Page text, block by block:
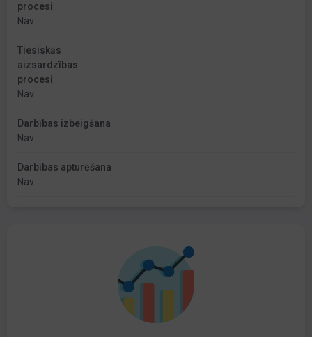
procesi
Nav
Tiesiskās
aizsardzības
procesi
Nav
Darbības izbeigšana
Nav
Darbības apturēšana
Nav